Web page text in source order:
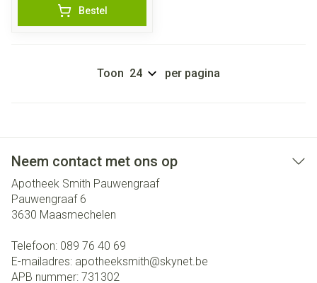
Bestel
Toon per pagina
Neem contact met ons op
Apotheek Smith Pauwengraaf
Pauwengraaf 6
3630 Maasmechelen
Telefoon: 089 76 40 69
E-mailadres: apotheeksmith@skynet.be
APB nummer: 731302